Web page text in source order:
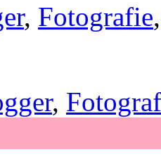
, Fotografie
,